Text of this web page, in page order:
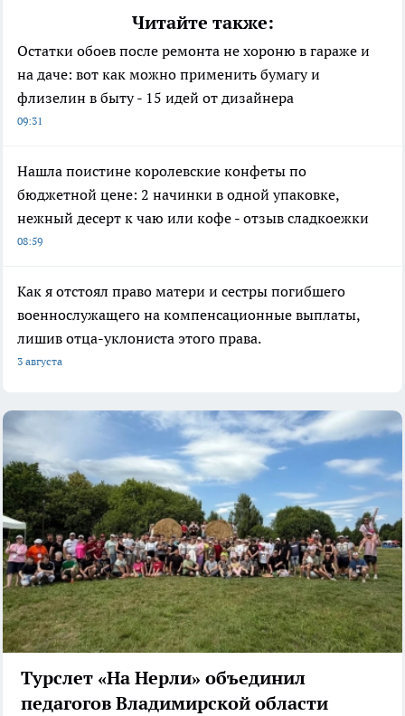
Читайте также:
Остатки обоев после ремонта не хороню в гараже и
на даче: вот как можно применить бумагу и
флизелин в быту - 15 идей от дизайнера
09:31
Нашла поистине королевские конфеты по
бюджетной цене: 2 начинки в одной упаковке,
нежный десерт к чаю или кофе - отзыв сладкоежки
08:59
Как я отстоял право матери и сестры погибшего
военнослужащего на компенсационные выплаты,
лишив отца-уклониста этого права.
3 августа
Турслет «На Нерли» объединил
педагогов Владимирской области